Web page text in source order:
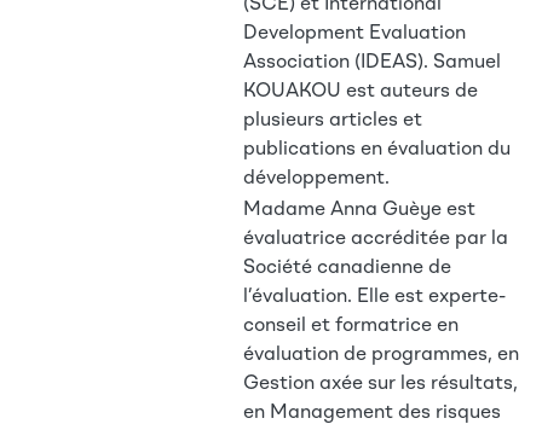
(SCE) et International
Development Evaluation
Association (IDEAS). Samuel
KOUAKOU est auteurs de
plusieurs articles et
publications en évaluation du
développement.
Madame Anna Guèye est
évaluatrice accréditée par la
Société canadienne de
l’évaluation. Elle est experte-
conseil et formatrice en
évaluation de programmes, en
Gestion axée sur les résultats,
en Management des risques